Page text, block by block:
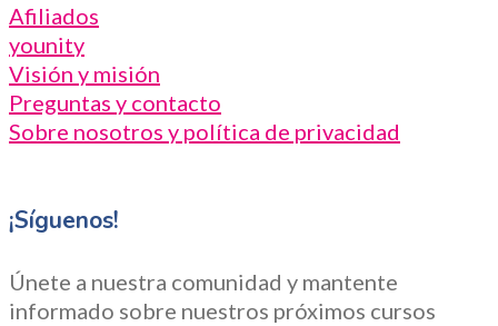
Afiliados
younity
Visión y misión
Preguntas y contacto
Sobre nosotros y política de privacidad
¡Síguenos!
Únete a nuestra comunidad y mantente
informado sobre nuestros próximos cursos